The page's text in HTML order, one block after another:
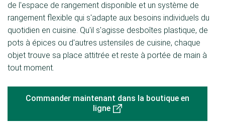
de l'espace de rangement disponible et un système de
rangement flexible qui s'adapte aux besoins individuels du
quotidien en cuisine. Qu'il s'agisse desboîtes plastique, de
pots à épices ou d'autres ustensiles de cuisine, chaque
objet trouve sa place attitrée et reste à portée de main à
tout moment.
Commander maintenant dans la boutique en
ligne